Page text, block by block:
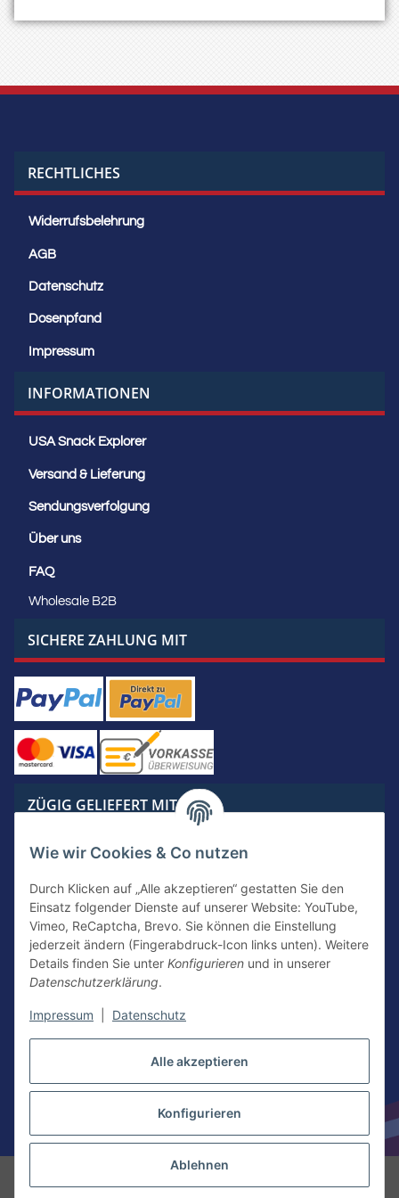
Alle akzeptieren
Konfigurieren
Ablehnen
Wie wir Cookies & Co nutzen
Durch Klicken auf „Alle akzeptieren“ gestatten Sie den
Einsatz folgender Dienste auf unserer Website: YouTube,
Vimeo, ReCaptcha, Brevo. Sie können die Einstellung
jederzeit ändern (Fingerabdruck-Icon links unten). Weitere
Details finden Sie unter Konfigurieren und in unserer
Datenschutzerklärung.
Impressum Datenschutz
RECHTLICHES
Widerrufsbelehrung
AGB
Datenschutz
Dosenpfand
Impressum
INFORMATIONEN
USA Snack Explorer
Versand & Lieferung
Sendungsverfolgung
Über uns
FAQ
Wholesale B2B
SICHERE ZAHLUNG MIT
ZÜGIG GELIEFERT MIT
KONTAKTIERE UNS
* Alle Preise inkl. gesetzlicher USt.